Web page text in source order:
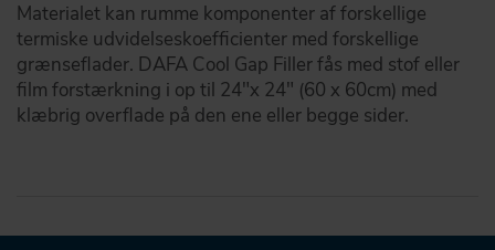
Materialet kan rumme komponenter af forskellige
termiske udvidelseskoefficienter med forskellige
grænseflader. DAFA Cool Gap Filler fås med stof eller
film forstærkning i op til 24"x 24" (60 x 60cm) med
klæbrig overflade på den ene eller begge sider.